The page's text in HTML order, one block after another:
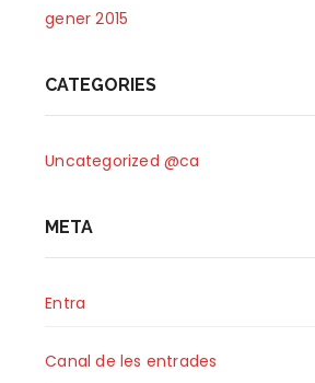
gener 2015
CATEGORIES
Uncategorized @ca
META
Entra
Canal de les entrades